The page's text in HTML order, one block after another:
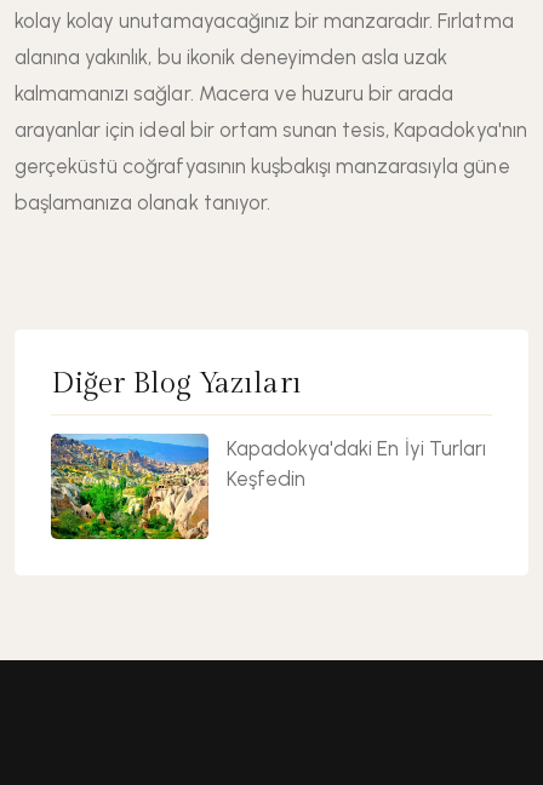
kolay kolay unutamayacağınız bir manzaradır. Fırlatma
alanına yakınlık, bu ikonik deneyimden asla uzak
kalmamanızı sağlar. Macera ve huzuru bir arada
arayanlar için ideal bir ortam sunan tesis, Kapadokya'nın
gerçeküstü coğrafyasının kuşbakışı manzarasıyla güne
başlamanıza olanak tanıyor.
Diğer Blog Yazıları
Kapadokya'daki En İyi Turları
Keşfedin